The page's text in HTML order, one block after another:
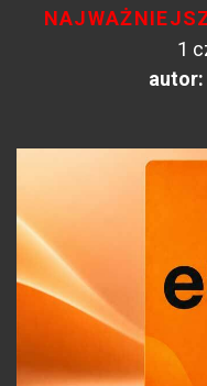
1
autor: